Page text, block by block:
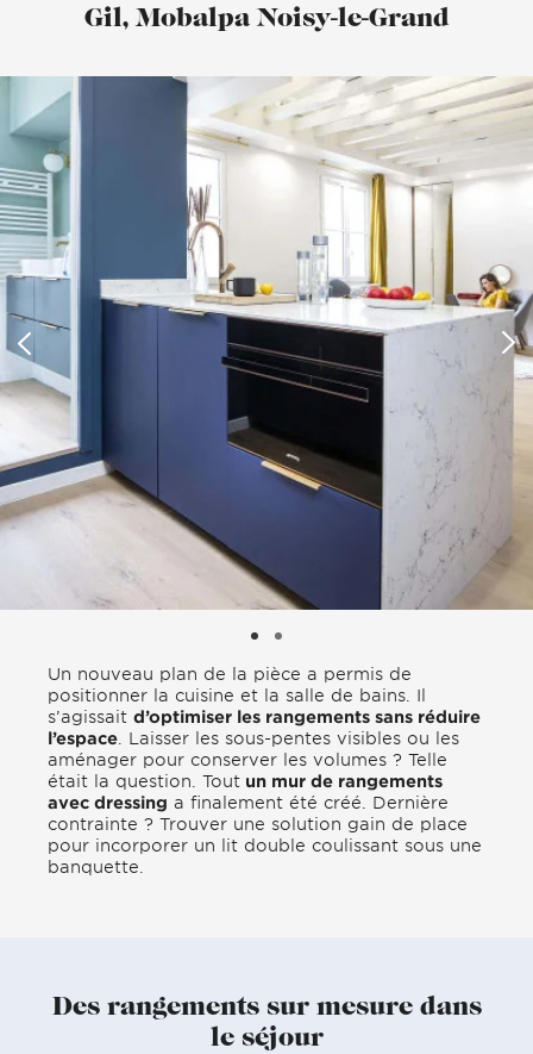
Gil, Mobalpa Noisy-le-Grand
Un nouveau plan de la pièce a permis de
positionner la cuisine et la salle de bains. Il
s’agissait d’optimiser les rangements sans réduire
l’espace . Laisser les sous-pentes visibles ou les
aménager pour conserver les volumes ? Telle
était la question. Tout un mur de rangements
avec dressing a finalement été créé. Dernière
contrainte ? Trouver une solution gain de place
pour incorporer un lit double coulissant sous une
banquette.
Des rangements sur mesure dans
le séjour